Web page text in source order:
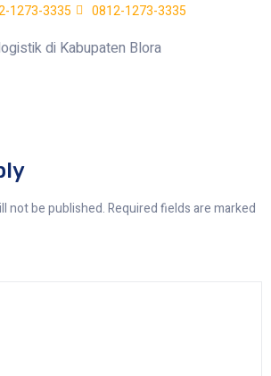
1273-3335
0812-1273-3335
di Kabupaten Blora
not be published.Required fields are marked